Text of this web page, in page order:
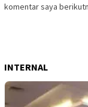
komentar saya
INTERNAL